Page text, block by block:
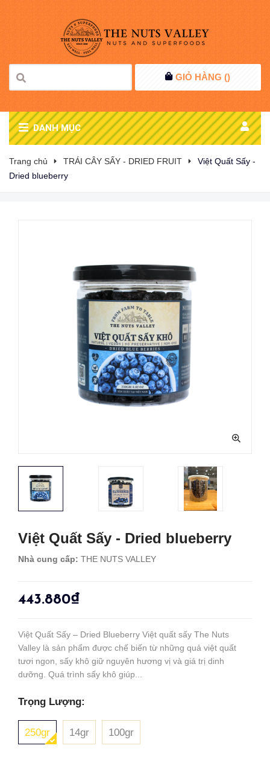
GIỎ HÀNG ()
DANH MỤC
Trang chủ TRÁI CÂY SẤY - DRIED FRUIT
Việt Quất Sấy -
Dried blueberry
Việt Quất Sấy - Dried blueberry
Nhà cung cấp: THE NUTS VALLEY
443.880₫
Việt Quất Sấy – Dried Blueberry Việt quất sấy The Nuts
Valley là sản phẩm được chế biến từ những quả việt quất
tươi ngon, sấy khô giữ nguyên hương vị và giá trị dinh
dưỡng. Quá trình sấy khô giúp...
Trọng Lượng:
250gr 14gr 100gr